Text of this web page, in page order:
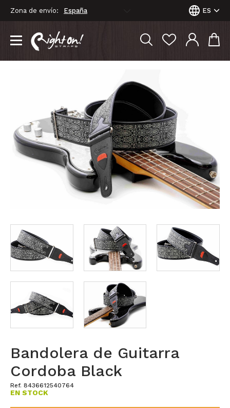
Zona de envío: ES
Bandolera de Guitarra
Cordoba Black
Ref. 8436612540764
EN STOCK